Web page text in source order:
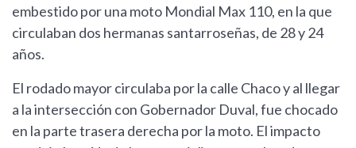
embestido por una moto Mondial Max 110, en la que
circulaban dos hermanas santarroseñas, de 28 y 24
años.
El rodado mayor circulaba por la calle Chaco y al llegar
a la intersección con Gobernador Duval, fue chocado
en la parte trasera derecha por la moto. El impacto